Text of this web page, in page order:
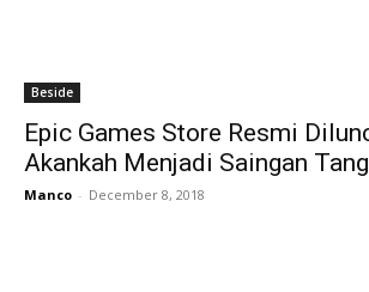
Beside
Epic Games Store Resmi
Akankah Menjadi Saingan
Manco - December 8, 2018